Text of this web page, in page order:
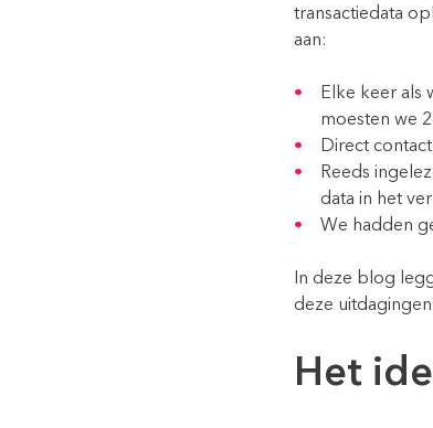
transactiedata
aan:
Elke keer als
moesten we
Direct
Reeds
data in het
We hadden
In deze blog
deze
Het